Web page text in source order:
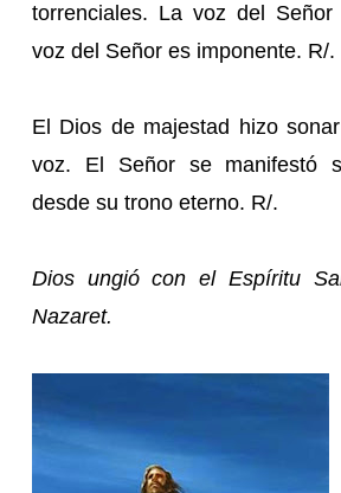
torrenciales. La voz del
voz del Señor es imponente. R/.
El Dios de majestad hizo
voz. El Señor se manifestó
desde su trono eterno. R/.
Dios ungió con el Espíritu
Nazaret.